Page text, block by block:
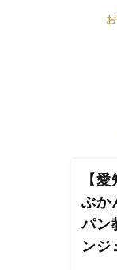
【
ぶか
パン
ンジ